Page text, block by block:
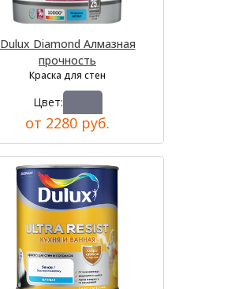
Dulux Diamond Алмазная
прочность
Краска для стен
Цвет:
от 2280 руб.